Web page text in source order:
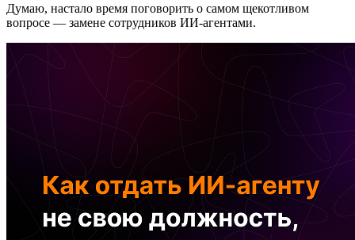
Думаю, настало время поговорить о самом щекотливом
вопросе — замене сотрудников ИИ-агентами.